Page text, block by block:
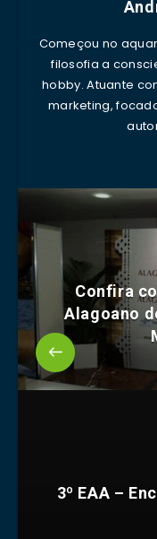
Começou no
filosofia a
hobby. Atuante
marketing,
Confira
Alagoano
3º EAA –